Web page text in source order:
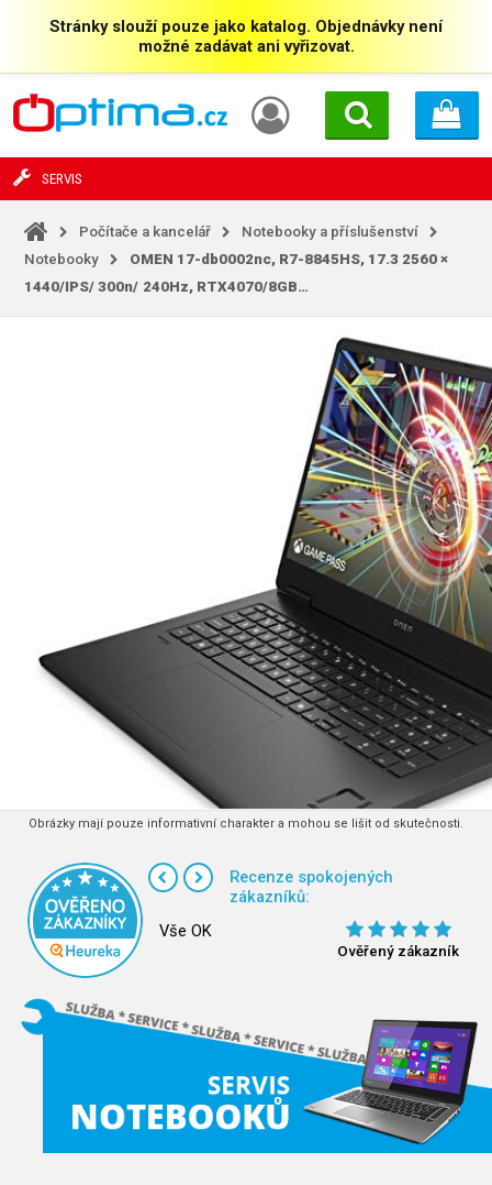
Stránky slouží pouze jako katalog. Objednávky není
možné zadávat ani vyřizovat.
SERVIS
Počítače a kancelář
Notebooky a příslušenství
Notebooky
OMEN 17-db0002nc, R7-8845HS, 17.3 2560 ×
1440/IPS/ 300n/ 240Hz, RTX4070/8GB…
Obrázky mají pouze informativní charakter a mohou se lišit od skutečnosti.
Recenze spokojených
zákazníků:
Vše OK
Ověřený zákazník